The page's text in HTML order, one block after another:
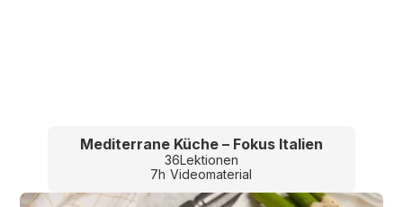
Mediterrane Küche – Fokus Italien
36Lektionen
7h Videomaterial